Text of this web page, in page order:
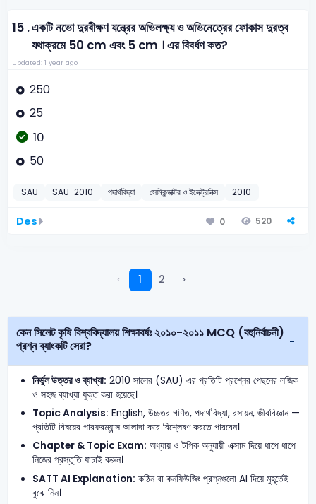
15 .একটি নভো দুরবীক্ষণ যন্ত্রের অভিলক্ষ্য ও অভিনেত্রের ফোকাস দুরত্ব
যথাক্রমে 50 cm এবং 5 cm । এর বিবর্ধণ কত?
Updated: 1 year ago
250
25
10
50
SAU SAU-2010 পদার্থবিদ্যা সেমিকন্ডাক্টর ও ইলেক্ট্রনিক্স 2010
Des 0 520
‹ 1 2 ›
কেন সিলেট কৃষি বিশ্ববিদ্যালয় শিক্ষাবর্ষঃ ২০১০-২০১১ MCQ (বহুনির্বাচনী)
প্রশ্ন ব্যাংকটি সেরা?
নির্ভুল উত্তর ও ব্যাখ্যা: 2010 সালের (SAU) এর প্রতিটি প্রশ্নের পেছনের লজিক
ও সহজ ব্যাখ্যা যুক্ত করা হয়েছে।
Topic Analysis: English, উচ্চতর গণিত, পদার্থবিদ্যা, রসায়ন, জীববিজ্ঞান —
প্রতিটি বিষয়ের পারফরম্যান্স আলাদা করে বিশ্লেষণ করতে পারবেন।
Chapter & Topic Exam: অধ্যায় ও টপিক অনুযায়ী এক্সাম দিয়ে ধাপে ধাপে
নিজের প্রস্তুতি যাচাই করুন।
SATT AI Explanation: কঠিন বা কনফিউজিং প্রশ্নগুলো AI দিয়ে মুহূর্তেই
বুঝে নিন।